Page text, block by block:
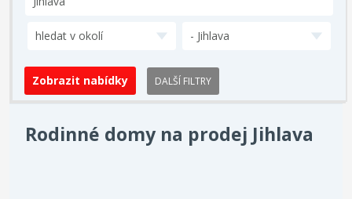
hledat v okolí - Jihlava
DALŠÍ FILTRY
Rodinné domy na prodej Jihlava